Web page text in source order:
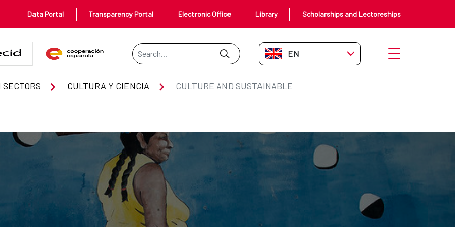
Data Portal Transparency Portal Electronic Office Library Scholarships and Lectoreships
Search Bar
EN-GB Open menu
CULTURA Y CIENCIA CULTURE AND SUSTAINABLE